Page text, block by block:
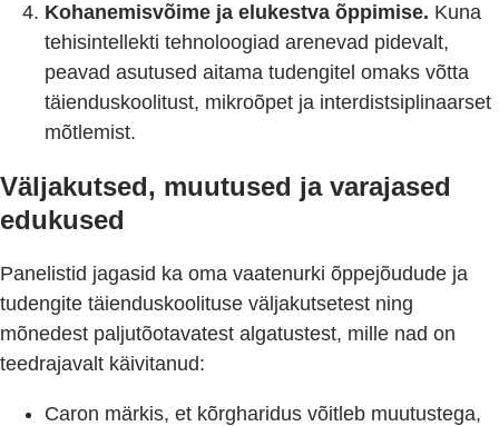
Kohanemisvõime ja elukestva õppimise. Kuna
tehisintellekti tehnoloogiad arenevad pidevalt,
peavad asutused aitama tudengitel omaks võtta
täienduskoolitust, mikroõpet ja interdistsiplinaarset
mõtlemist.
Väljakutsed, muutused ja varajased
edukused
Panelistid jagasid ka oma vaatenurki õppejõudude ja
tudengite täienduskoolituse väljakutsetest ning
mõnedest paljutõotavatest algatustest, mille nad on
teedrajavalt käivitanud:
Caron märkis, et kõrgharidus võitleb muutustega,